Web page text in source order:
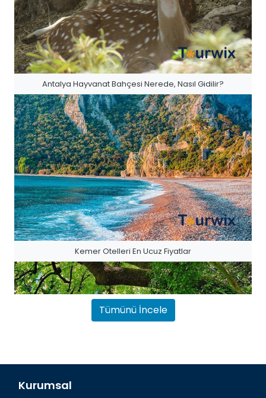
Antalya Hayvanat Bahçesi Nerede, Nasıl Gidilir?
Kemer Otelleri En Ucuz Fiyatlar
Tümünü İncele
Kurumsal